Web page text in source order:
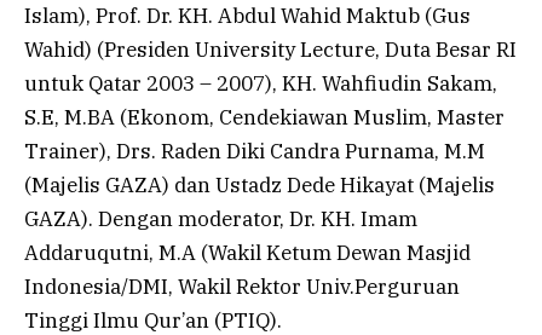
Islam), Prof. Dr. KH. Abdul Wahid Maktub (Gus
Wahid) (Presiden University Lecture, Duta Besar RI
untuk Qatar 2003 – 2007), KH. Wahfiudin Sakam,
S.E, M.BA (Ekonom, Cendekiawan Muslim, Master
Trainer), Drs. Raden Diki Candra Purnama, M.M
(Majelis GAZA) dan Ustadz Dede Hikayat (Majelis
GAZA). Dengan moderator, Dr. KH. Imam
Addaruqutni, M.A (Wakil Ketum Dewan Masjid
Indonesia/DMI, Wakil Rektor Univ.Perguruan
Tinggi Ilmu Qur’an (PTIQ).